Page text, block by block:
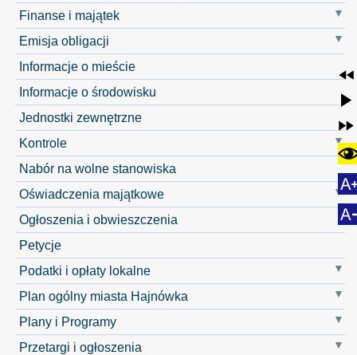
Finanse i majątek
Emisja obligacji
Informacje o mieście
Informacje o środowisku
Jednostki zewnętrzne
Kontrole
Nabór na wolne stanowiska
Oświadczenia majątkowe
Ogłoszenia i obwieszczenia
Petycje
Podatki i opłaty lokalne
Plan ogólny miasta Hajnówka
Plany i Programy
Przetargi i ogłoszenia